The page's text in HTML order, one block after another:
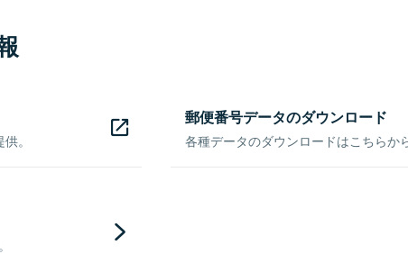
。
郵便番号データのダウンロード
各種データのダウンロードはこちらか